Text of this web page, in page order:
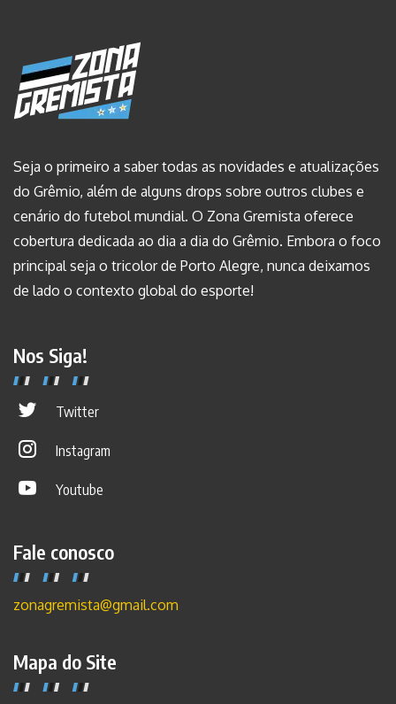
Seja o primeiro a saber todas as novidades e atualizações
do Grêmio, além de alguns drops sobre outros clubes e
cenário do futebol mundial. O Zona Gremista oferece
cobertura dedicada ao dia a dia do Grêmio. Embora o foco
principal seja o tricolor de Porto Alegre, nunca deixamos
de lado o contexto global do esporte!
Nos Siga!
Twitter
Instagram
Youtube
Fale conosco
zonagremista@gmail.com
Mapa do Site